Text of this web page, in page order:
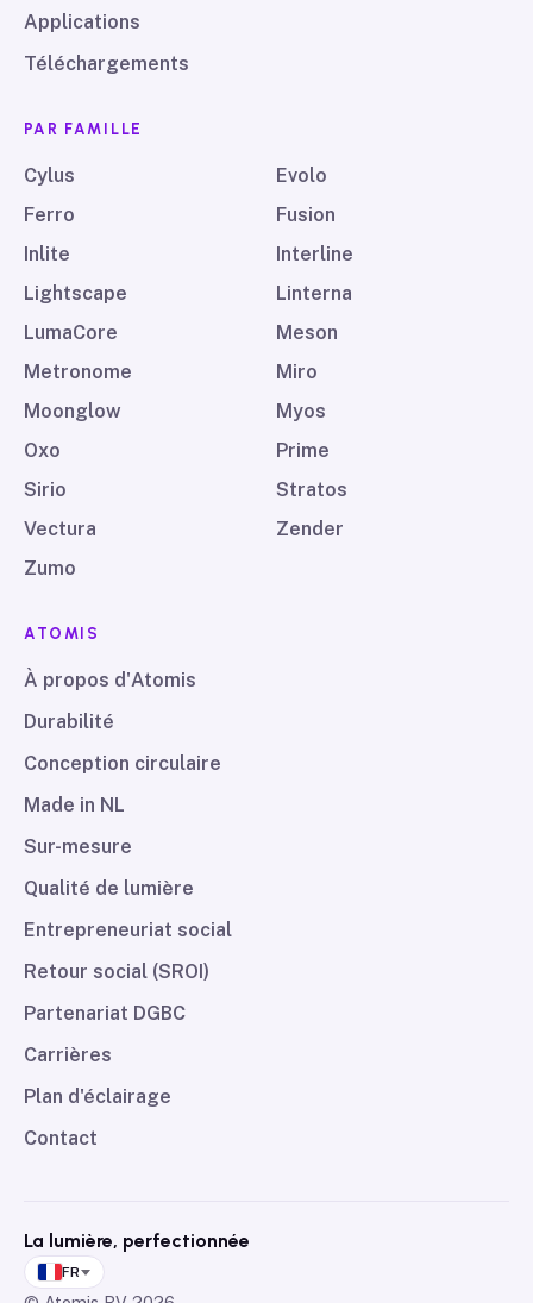
Applications
Téléchargements
PAR FAMILLE
Cylus
Evolo
Ferro
Fusion
Inlite
Interline
Lightscape
Linterna
LumaCore
Meson
Metronome
Miro
Moonglow
Myos
Oxo
Prime
Sirio
Stratos
Vectura
Zender
Zumo
ATOMIS
À propos d'Atomis
Durabilité
Conception circulaire
Made in NL
Sur-mesure
Qualité de lumière
Entrepreneuriat social
Retour social (SROI)
Partenariat DGBC
Carrières
Plan d'éclairage
Contact
La lumière, perfectionnée
FR